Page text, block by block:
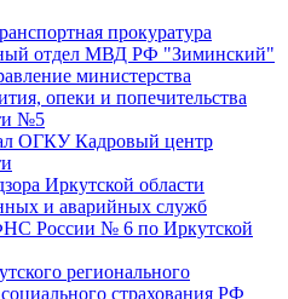
прокуратура
отдел МВД РФ "Зиминский"
министерства
опеки и попечительства
№5
ОГКУ Кадровый центр
Иркутской области
и аварийных служб
России № 6 по Иркутской
регионального
страхования РФ